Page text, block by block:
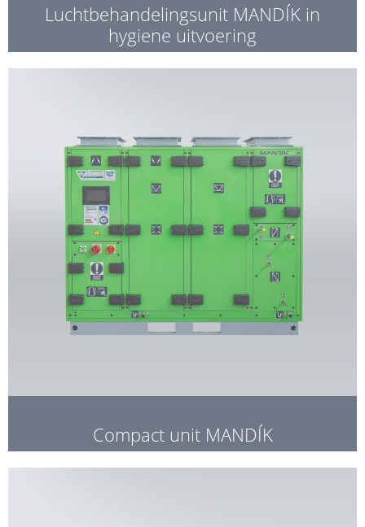
Luchtbehandelingsunit MANDÍK in
hygiene uitvoering
Compact unit MANDÍK